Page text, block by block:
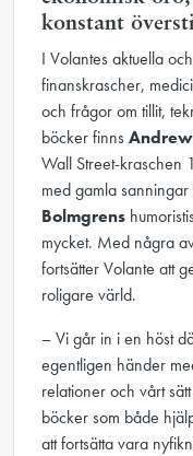
konstant
I Volantes aktuella
finanskrascher,
och frågor om tillit,
böcker finnsAndrew
Wall Street-kraschen
med gamla
Bolmgrens
mycket. Med några
fortsätter Volante att
roligare värld.
– Vi går in i en höst
egentligen händer
relationer och vårt
böcker som både
att fortsätta vara